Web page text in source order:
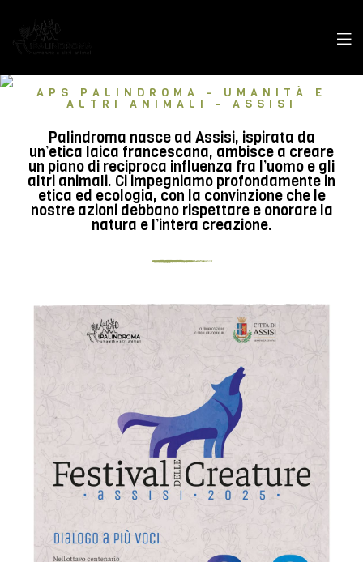
APS PALINDROMA - UMANITÀ E
ALTRI ANIMALI - ASSISI
Palindroma nasce ad Assisi, ispirata da
un’etica laica francescana, ambisce a creare
un piano di reciproca influenza fra l’uomo e gli
altri animali. Ci impegniamo profondamente in
etica ed ecologia, con la convinzione che le
nostre azioni debbano rispettare e onorare la
natura e l’intera creazione.